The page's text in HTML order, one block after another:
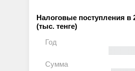
Налоговые поступления в
(тыс. тенге)